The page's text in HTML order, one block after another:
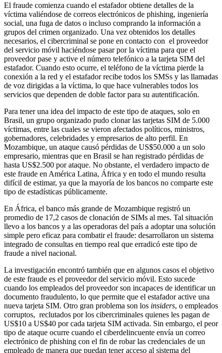
El fraude comienza cuando el estafador obtiene detalles de la
víctima valiéndose de correos electrónicos de phishing, ingeniería
social, una fuga de datos o incluso comprando la información a
grupos del crimen organizado. Una vez obtenidos los detalles
necesarios, el cibercriminal se pone en contacto con el proveedor
del servicio móvil haciéndose pasar por la víctima para que el
proveedor pase y active el número telefónico a la tarjeta SIM del
estafador. Cuando esto ocurre, el teléfono de la víctima pierde la
conexión a la red y el estafador recibe todos los SMSs y las llamadas
de voz dirigidas a la víctima, lo que hace vulnerables todos los
servicios que dependen de doble factor para su autentificación.
Para tener una idea del impacto de este tipo de ataques, solo en
Brasil, un grupo organizado pudo clonar las tarjetas SIM de 5.000
víctimas, entre las cuales se vieron afectados políticos, ministros,
gobernadores, celebridades y empresarios de alto perfil. En
Mozambique, un ataque causó pérdidas de US$50.000 a un solo
empresario, mientras que en Brasil se han registrado pérdidas de
hasta US$2.500 por ataque. No obstante, el verdadero impacto de
este fraude en América Latina, África y en todo el mundo resulta
difícil de estimar, ya que la mayoría de los bancos no comparte este
tipo de estadísticas públicamente.
En África, el banco más grande de Mozambique registró un
promedio de 17,2 casos de clonación de SIMs al mes. Tal situación
llevo a los bancos y a las operadoras del país a adoptar una solución
simple pero eficaz para combatir el fraude: desarrollaron un sistema
integrado de consultas en tiempo real que erradicó este tipo de
fraude a nivel nacional.
La investigación encontró también que en algunos casos el objetivo
de este fraude es el proveedor del servicio móvil. Esto sucede
cuando los empleados del proveedor son incapaces de identificar un
documento fraudulento, lo que permite que el estafador active una
nueva tarjeta SIM. Otro gran problema son los insiders, o empleados
corruptos, reclutados por los cibercriminales quienes les pagan de
US$10 a US$40 por cada tarjeta SIM activada. Sin embargo, el peor
tipo de ataque ocurre cuando el ciberdelincuente envía un correo
electrónico de phishing con el fin de robar las credenciales de un
empleado de manera que puedan tener acceso al sistema del